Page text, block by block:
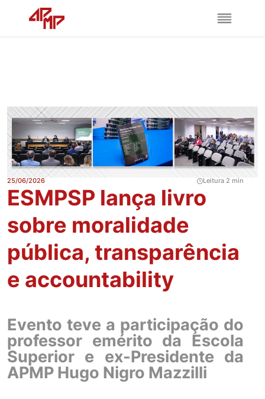
25/06/2026 Leitura 2 min
ESMPSP lança livro
sobre moralidade
pública, transparência
e accountability
Evento teve a participação do
professor emérito da Escola
Superior e ex-Presidente da
APMP Hugo Nigro Mazzilli